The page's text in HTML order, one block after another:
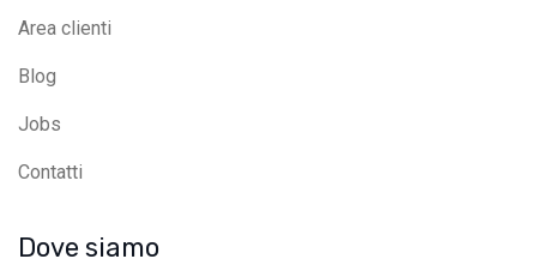
Area clienti
Blog
Jobs
Contatti
Dove siamo